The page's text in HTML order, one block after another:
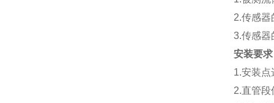
2.传感器
3.传感器
安装要
1.安装点
2.直管